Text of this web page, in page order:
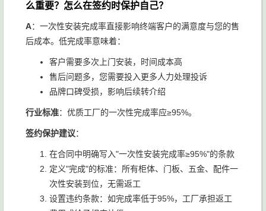
么重要？怎么在签约时保护自己？
A：一次性安装完成率直接影响终端客户的满意度与您的售
后成本。低完成率意味着：
客户需要多次上门安装，时间成本高
售后问题多，您需要投入更多人力处理投诉
品牌口碑受损，影响后续转介绍
行业标准：优质工厂的一次性完成率应≥95%。
签约保护建议：
在合同中明确写入"一次性安装完成率≥95%"的条款
定义"完成"的标准：所有柜体、门板、五金、配件一
次性安装到位，无需返工
设置违约条款：如完成率低于95%，工厂承担返工